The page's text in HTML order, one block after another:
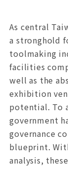
As central
a stronghold
toolmaking
facilities
well as the
exhibition
potential. To
government
governance
blueprint.
analysis,